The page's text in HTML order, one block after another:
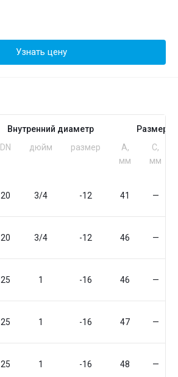
Узнать цену
Внутренний диаметр
Размеры
DN
дюйм размер
A,
мм
C,
мм
20 3/4 -12 41 —
20 3/4 -12 46 —
25 1 -16 46 —
25 1 -16 47 —
25 1 -16 48 —